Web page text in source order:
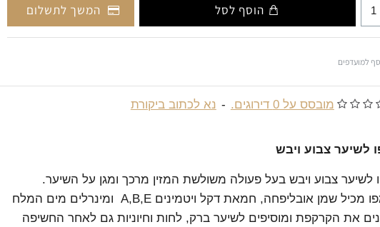
מובסס על 0 דירוגים. - נא לכתוב ביקורת
הוסף לסל המשך לתשלום
למועדפים
לשיער צבוע ויבש
לשיער צבוע ויבש בעל פעולה משולשת המזין מרכך ומגן על השיער.
השמפו מכיל שמן אובליפחה, חמאת דקל ויטמינים A,B,E ומינרלים מים המלח
את הקרקפת ומוסיפים לשיער ברק, לחות וחיוניות גם לאחר החשיפה